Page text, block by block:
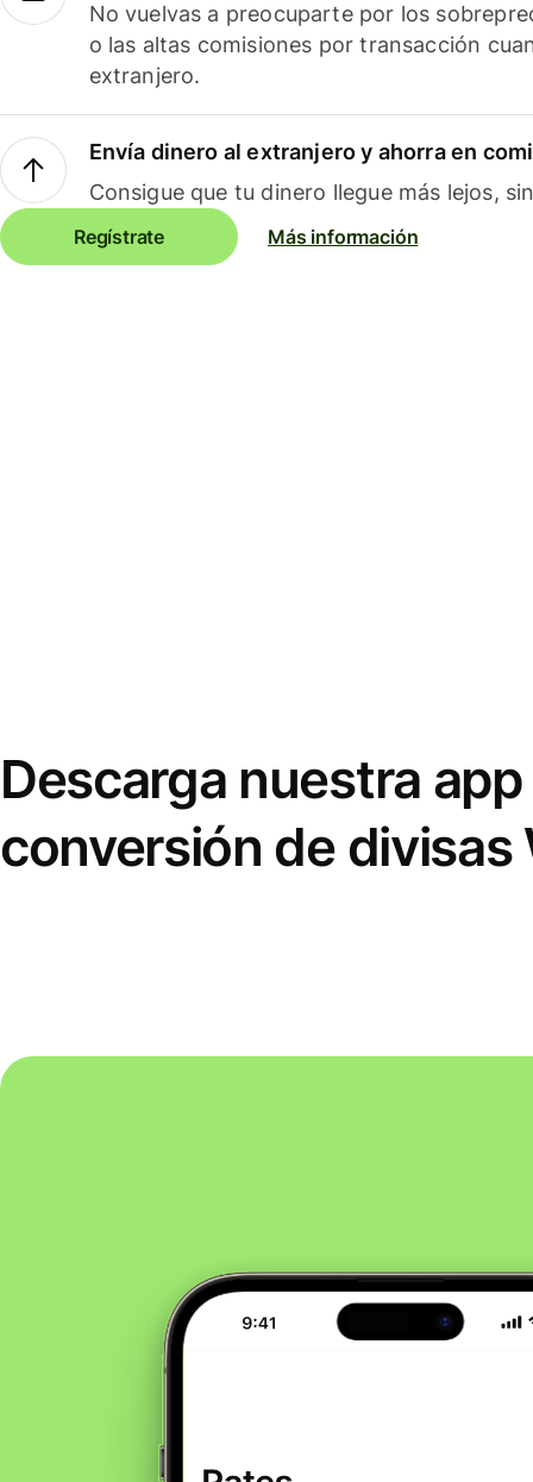
No vuelvas a preocuparte por los
o las altas comisiones por transacción
extranjero.
Envía dinero al extranjero y ahorra en
Consigue que tu dinero llegue más lejos,
Regístrate Más información
Descarga nuestra
conversión de divisas